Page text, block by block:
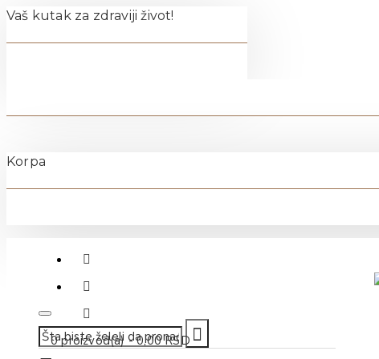
Vaš kutak za zdraviji život!
Korpa
011-40-70-500
0 proizvod(a) - 0,00 RSD